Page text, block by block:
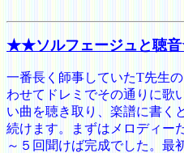
★★ソルフェージュと聴音
一番長く師事していたT先生
わせてドレミでその通りに歌
い曲を聴き取り、楽譜に書く
続けます。まずはメロディー
～５回聞けば完成でした。最